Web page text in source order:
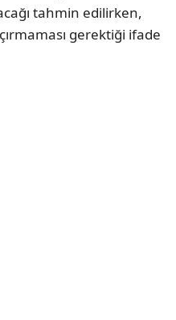
tahmin edilirken,
gerektiği ifade